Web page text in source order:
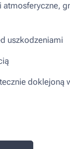
atmosferyczne,
uszkodzeniami
doklejoną